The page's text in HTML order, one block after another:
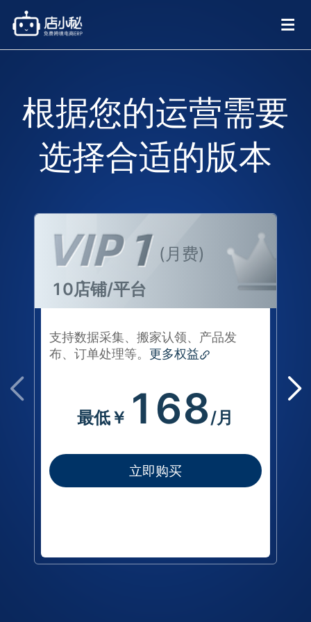
根据您的运营需要
选择合适的版本
(月费)
10店铺/平台
支持数据采集、搬家认领、产品发
布、订单处理等。 更多权益
最低￥ 168/月
立即购买